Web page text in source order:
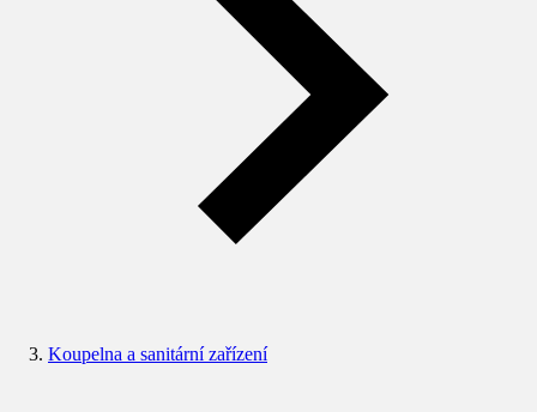
Koupelna a sanitární zařízení